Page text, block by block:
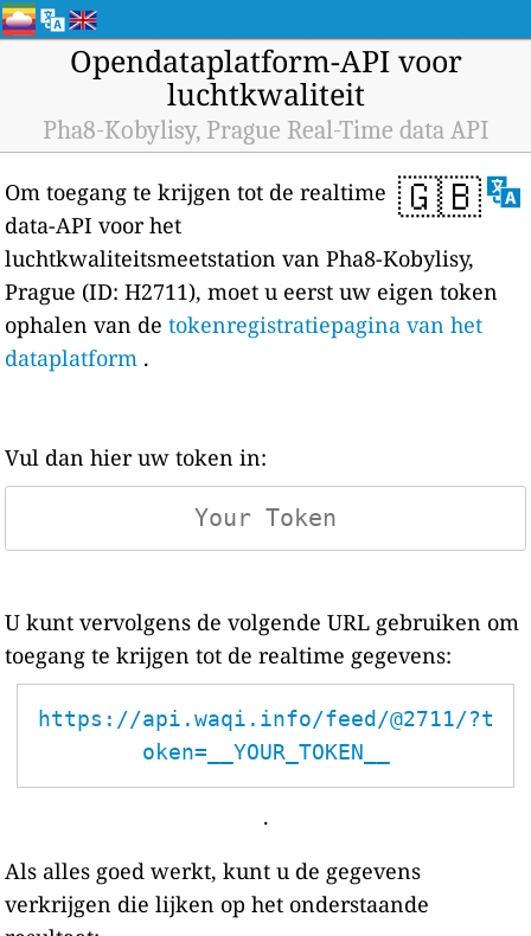
Opendataplatform-API voor
luchtkwaliteit
Pha8-Kobylisy, Prague Real-Time data API
🇬🇧
Om toegang te krijgen tot de realtime
data-API voor het
luchtkwaliteitsmeetstation van Pha8-Kobylisy,
Prague (ID: H2711), moet u eerst uw eigen token
ophalen van detokenregistratiepagina van het
dataplatform .
Vul dan hier uw token in:
U kunt vervolgens de volgende URL gebruiken om
toegang te krijgen tot de realtime gegevens:
https://api.waqi.info/feed/@2711/?t
oken=__YOUR_TOKEN__
.
Als alles goed werkt, kunt u de gegevens
verkrijgen die lijken op het onderstaande